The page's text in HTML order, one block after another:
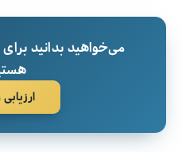
می‌خواهید بدانید
ارزیابی